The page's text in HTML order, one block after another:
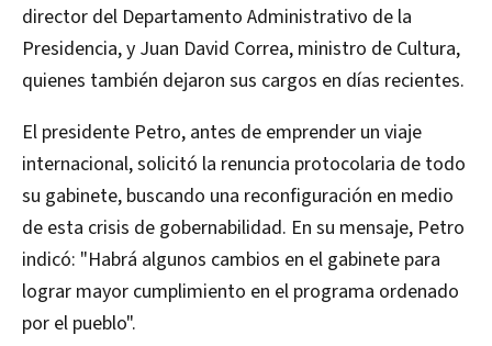
director del Departamento Administrativo de la
Presidencia, y Juan David Correa, ministro de Cultura,
quienes también dejaron sus cargos en días recientes.
El presidente Petro, antes de emprender un viaje
internacional, solicitó la renuncia protocolaria de todo
su gabinete, buscando una reconfiguración en medio
de esta crisis de gobernabilidad. En su mensaje, Petro
indicó: "Habrá algunos cambios en el gabinete para
lograr mayor cumplimiento en el programa ordenado
por el pueblo".